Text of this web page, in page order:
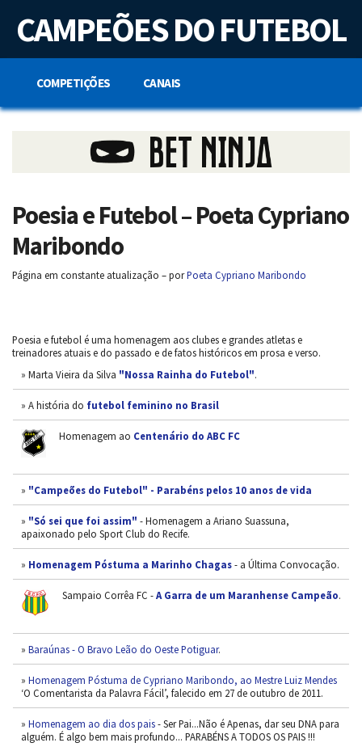
t
n
CAMPEÕES DO FUTEBOL
COMPETIÇÕES CANAIS
Poesia e Futebol – Poeta Cypriano
Maribondo
Página em constante atualização – porPoeta Cypriano Maribondo
Poesia e futebol é uma homenagem aos clubes e grandes atletas e
treinadores atuais e do passado e de fatos históricos em prosa e verso.
» Marta Vieira da Silva "Nossa Rainha do Futebol".
» A história do futebol feminino no Brasil
Homenagem ao Centenário do ABC FC
» "Campeões do Futebol" - Parabéns pelos 10 anos de vida
» "Só sei que foi assim" - Homenagem a Ariano Suassuna,
apaixonado pelo Sport Club do Recife.
» Homenagem Póstuma a Marinho Chagas- a Última Convocação.
Sampaio Corrêa FC -A Garra de um Maranhense Campeão.
» Baraúnas - O Bravo Leão do Oeste Potiguar.
» Homenagem Póstuma de Cypriano Maribondo, ao Mestre Luiz Mendes
‘O Comentarista da Palavra Fácil’, falecido em 27 de outubro de 2011.
» Homenagem ao dia dos pais- Ser Pai...Não é Apenas, dar seu DNA para
alguém. É algo bem mais profundo... PARABÉNS A TODOS OS PAIS !!!